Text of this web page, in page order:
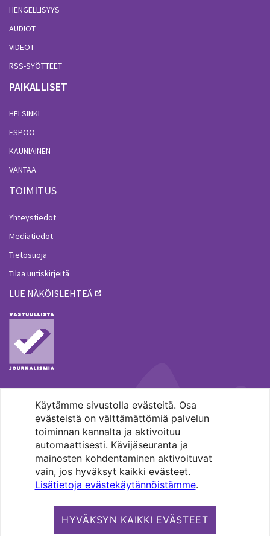
Käytämme sivustolla evästeitä. Osa
evästeistä on välttämättömiä palvelun
toiminnan kannalta ja aktivoituu
automaattisesti. Kävijäseuranta ja
mainosten kohdentaminen aktivoituvat
vain, jos hyväksyt kaikki evästeet.
Lisätietoja evästekäytännöistämme.
HYVÄKSYN KAIKKI EVÄSTEET
HENGELLISYYS
AUDIOT
VIDEOT
RSS-SYÖTTEET
PAIKALLISET
HELSINKI
ESPOO
KAUNIAINEN
VANTAA
TOIMITUS
Yhteystiedot
Mediatiedot
Tietosuoja
Tilaa uutiskirjeitä
LUE NÄKÖISLEHTEÄ
MENOHAKU
Pääkaupunkiseudun evankelis-
luterilaisten seurakuntien media.